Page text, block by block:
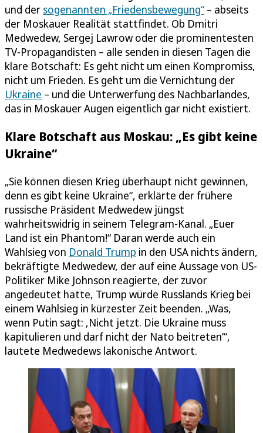
und der sogenannten „Friedensbewegung“ – abseits
der Moskauer Realität stattfindet. Ob Dmitri
Medwedew, Sergej Lawrow oder die prominentesten
TV-Propagandisten – alle senden in diesen Tagen die
klare Botschaft: Es geht nicht um einen Kompromiss,
nicht um Frieden. Es geht um die Vernichtung der
Ukraine – und die Unterwerfung des Nachbarlandes,
das in Moskauer Augen eigentlich gar nicht existiert.
Klare Botschaft aus Moskau: „Es gibt keine
Ukraine“
„Sie können diesen Krieg überhaupt nicht gewinnen,
denn es gibt keine Ukraine“, erklärte der frühere
russische Präsident Medwedew jüngst
wahrheitswidrig in seinem Telegram-Kanal. „Euer
Land ist ein Phantom!“ Daran werde auch ein
Wahlsieg von Donald Trump in den USA nichts ändern,
bekräftigte Medwedew, der auf eine Aussage von US-
Politiker Mike Johnson reagierte, der zuvor
angedeutet hatte, Trump würde Russlands Krieg bei
einem Wahlsieg in kürzester Zeit beenden. „Was,
wenn Putin sagt: ‚Nicht jetzt. Die Ukraine muss
kapitulieren und darf nicht der Nato beitreten‘“,
lautete Medwedews lakonische Antwort.